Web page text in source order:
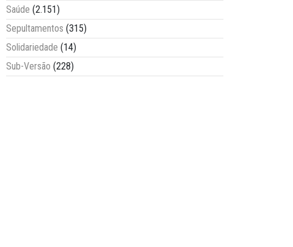
Saúde (2.151)
Sepultamentos (315)
Solidariedade (14)
Sub-Versão (228)